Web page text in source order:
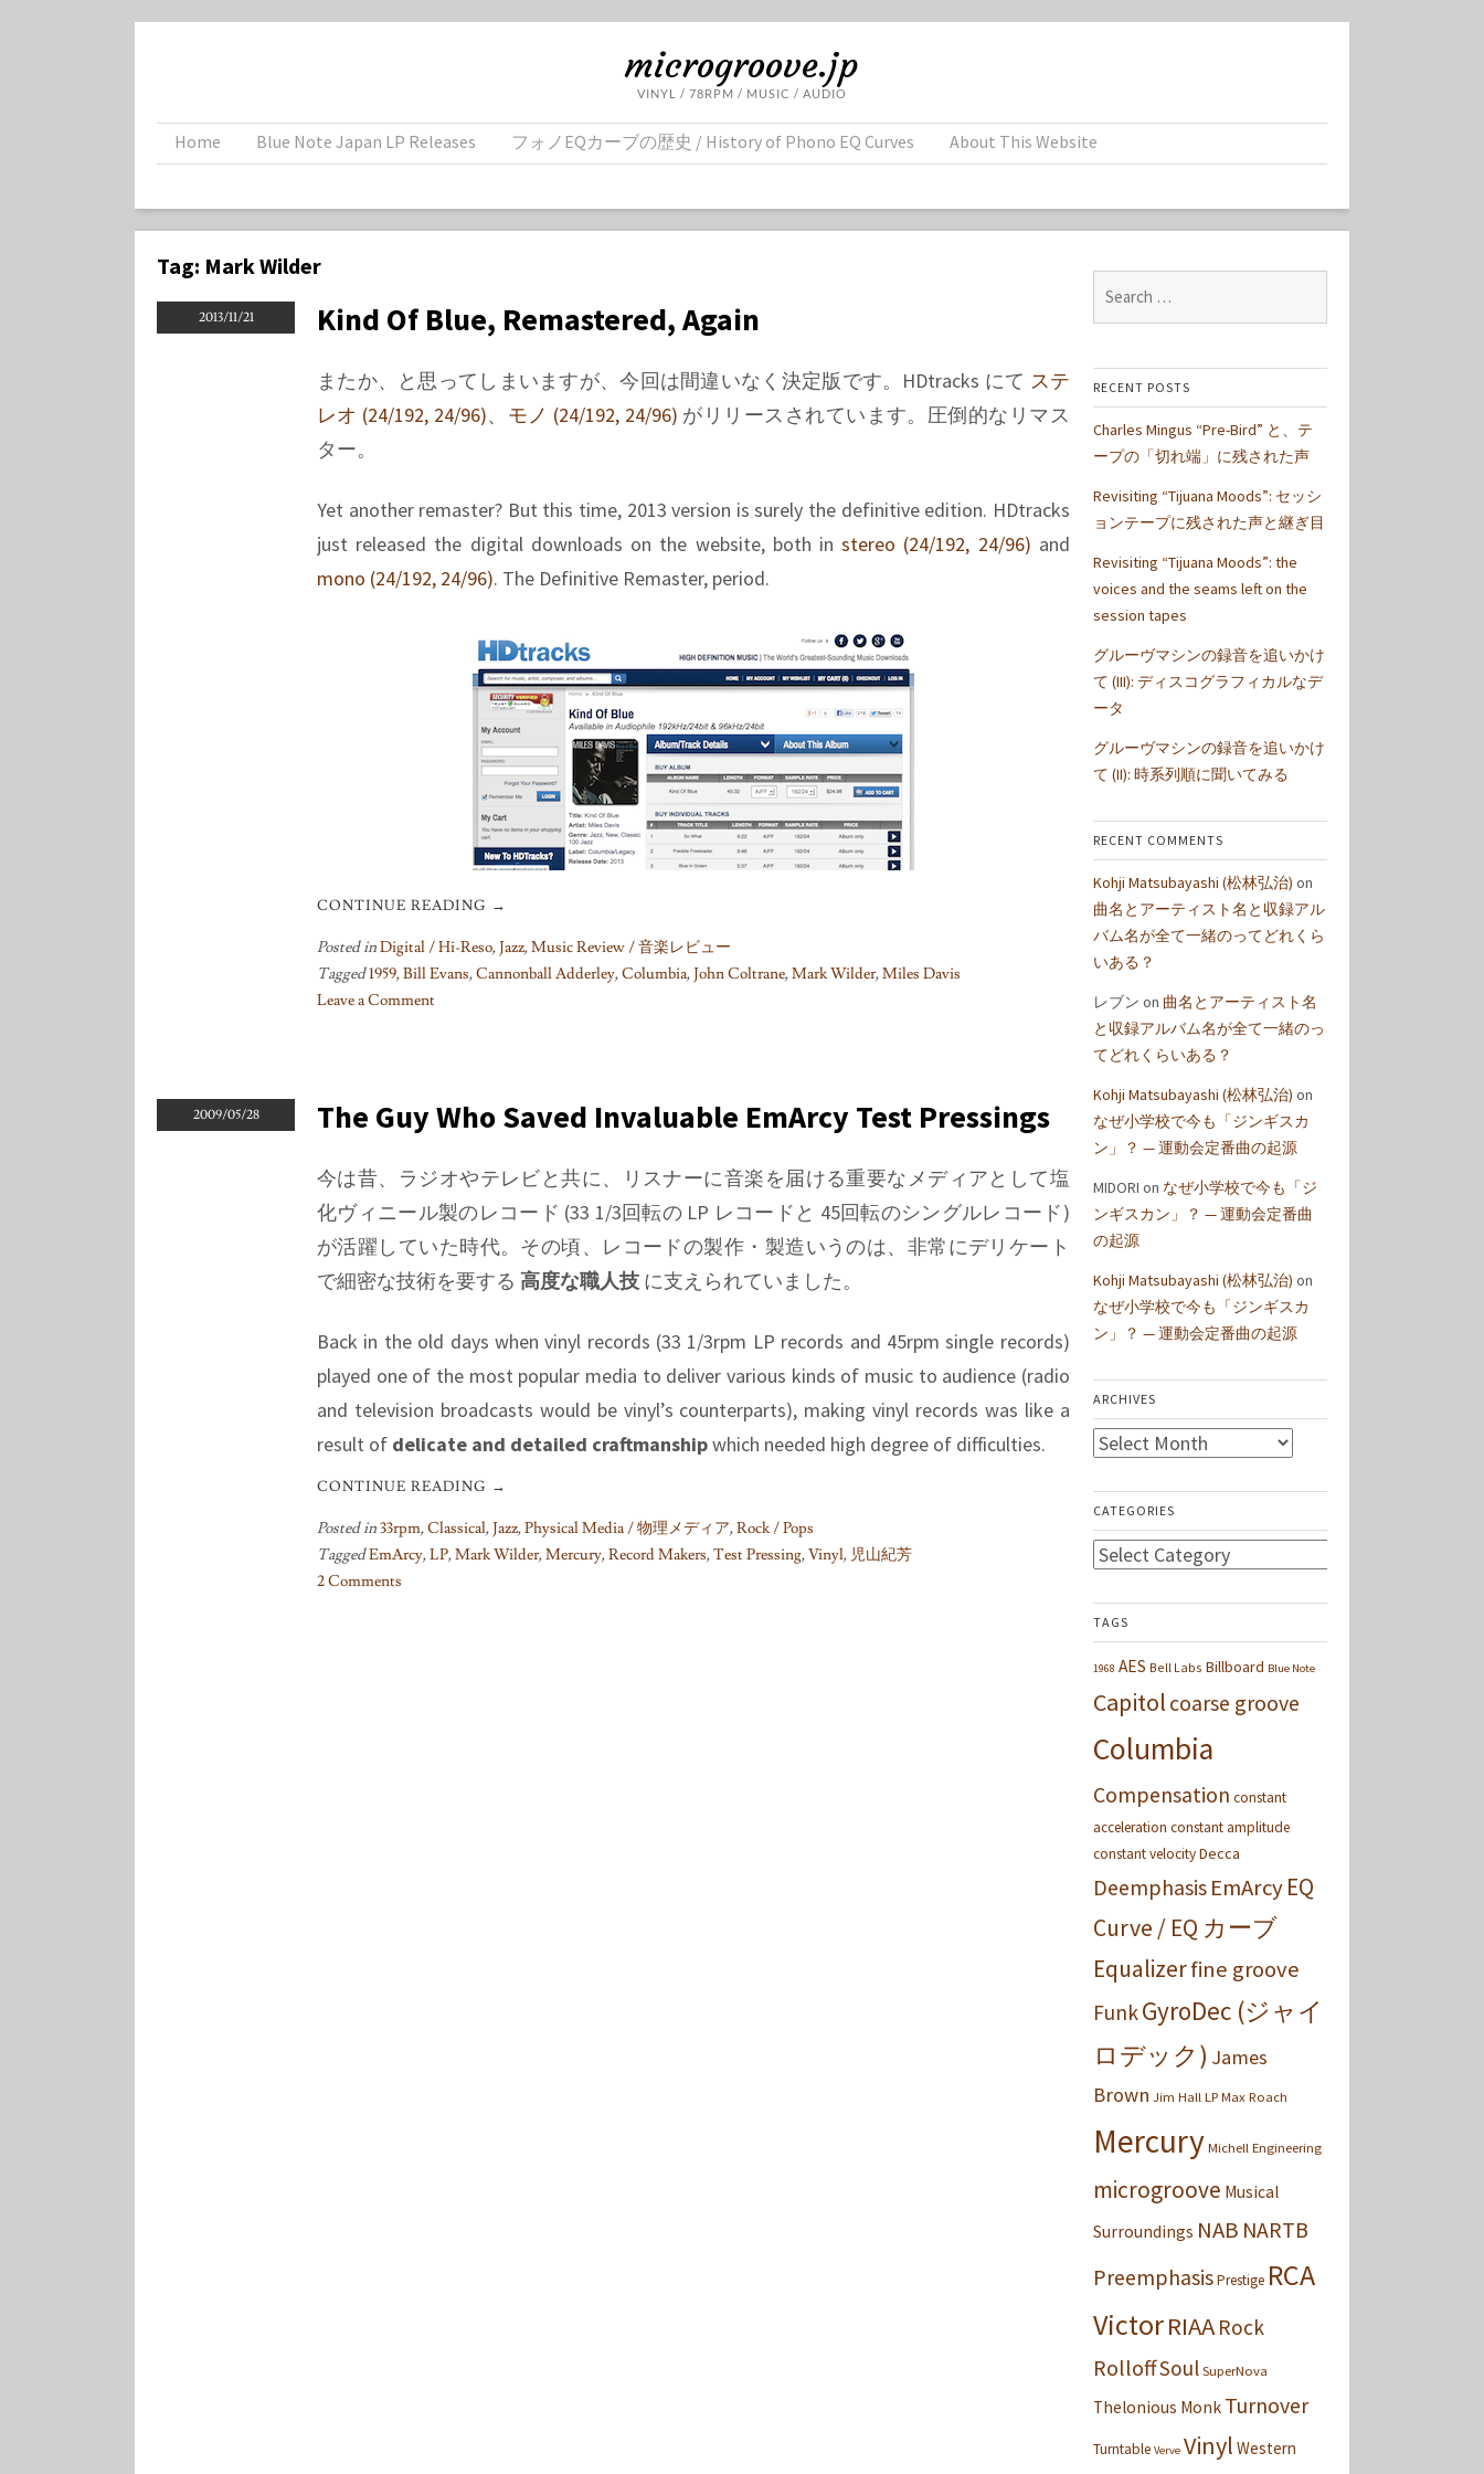
microgroove.jp
VINYL / 78RPM / MUSIC / AUDIO
Home Blue Note Japan LP Releases フォノEQカーブの歴史 / History of Phono EQ Curves About This Website
Tag: Mark Wilder
2013/11/21 Kind Of Blue, Remastered, Again
またか、と思ってしまいますが、今回は間違いなく決定版です。HDtracks にて ステ
レオ (24/192, 24/96)、 モノ (24/192, 24/96) がリリースされています。圧倒的なリマス
ター。
Yet another remaster? But this time, 2013 version is surely the definitive edition. HDtracks
just released the digital downloads on the website, both instereo (24/192, 24/96) and
mono (24/192, 24/96). The Definitive Remaster, period.
CONTINUE READING →
Posted inDigital / Hi-Reso,Jazz,Music Review / 音楽レビュー
Tagged1959,Bill Evans,Cannonball Adderley,Columbia,John Coltrane,Mark Wilder,Miles Davis
Leave a Comment
Blue,
Remastered,
2009/05/28 The Guy Who Saved Invaluable EmArcy Test Pressings
今は昔、ラジオやテレビと共に、リスナーに音楽を届ける重要なメディアとして塩
化ヴィニール製のレコード (33 1/3回転の LP レコードと 45回転のシングルレコード)
が活躍していた時代。その頃、レコードの製作・製造いうのは、非常にデリケート
で細密な技術を要する 高度な職人技 に支えられていました。
Back in the old days when vinyl records (33 1/3rpm LP records and 45rpm single records)
played one of the most popular media to deliver various kinds of music to audience (radio
and television broadcasts would be vinyl’s counterparts), making vinyl records was like a
result of delicate and detailed craftmanshipwhich needed high degree of difficulties.
CONTINUE READING →
Posted in33rpm,Classical,Jazz,Physical Media / 物理メディア,Rock / Pops
TaggedEmArcy,LP,Mark Wilder,Mercury,Record Makers,Test Pressing,Vinyl, 児山紀芳
2 Comments
for:
RECENT POSTS
Charles Mingus “Pre-Bird” と、テ
ープの「切れ端」に残された声
Revisiting “Tijuana Moods”: セッシ
ョンテープに残された声と継ぎ目
Revisiting “Tijuana Moods”: the
voices and the seams left on the
session tapes
グルーヴマシンの録音を追いかけ
て (III): ディスコグラフィカルなデ
ータ
グルーヴマシンの録音を追いかけ
て (II): 時系列順に聞いてみる
RECENT COMMENTS
Kohji Matsubayashi (松林弘治) on
曲名とアーティスト名と収録アル
バム名が全て一緒のってどれくら
いある？
レブン on 曲名とアーティスト名
と収録アルバム名が全て一緒のっ
てどれくらいある？
Kohji Matsubayashi (松林弘治) on
なぜ小学校で今も「ジンギスカ
ン」？ — 運動会定番曲の起源
MIDORI on なぜ小学校で今も「ジ
ンギスカン」？ — 運動会定番曲
の起源
Kohji Matsubayashi (松林弘治) on
なぜ小学校で今も「ジンギスカ
ン」？ — 運動会定番曲の起源
ARCHIVES
Archives
CATEGORIES
Categories
TAGS
1968 AES Bell Labs Billboard Blue Note
Capitol coarse groove
Columbia
Compensation constant
acceleration constant amplitude
constant velocityDecca
Deemphasis EmArcyEQ
Curve / EQ カーブ
Equalizerfine groove
FunkGyroDec (ジャイ
ロデック) James
Brown Jim Hall LP Max Roach
Mercury Michell Engineering
microgroove Musical
Surroundings NAB NARTB
PreemphasisPrestige RCA
VictorRIAA Rock
RolloffSoul SuperNova
Thelonious Monk Turnover
Turntable Verve Vinyl Western